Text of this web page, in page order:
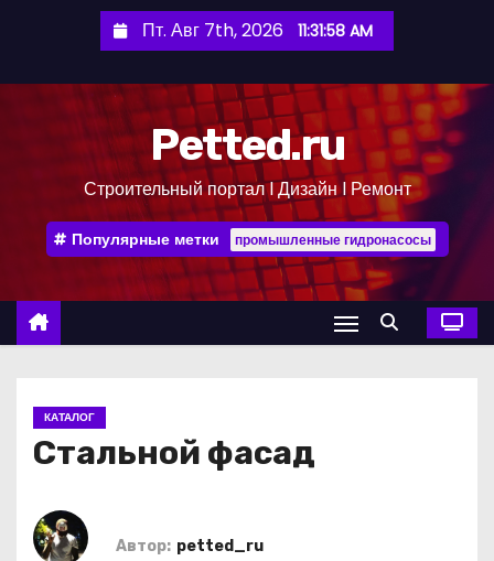
е
Пт. Авг 7th, 2026 11:31:59 AM
Petted.ru
Строительный портал l Дизайн l Ремонт
Популярные метки промышленные гидронасосы
КАТАЛОГ
Стальной фасад
Автор: petted_ru